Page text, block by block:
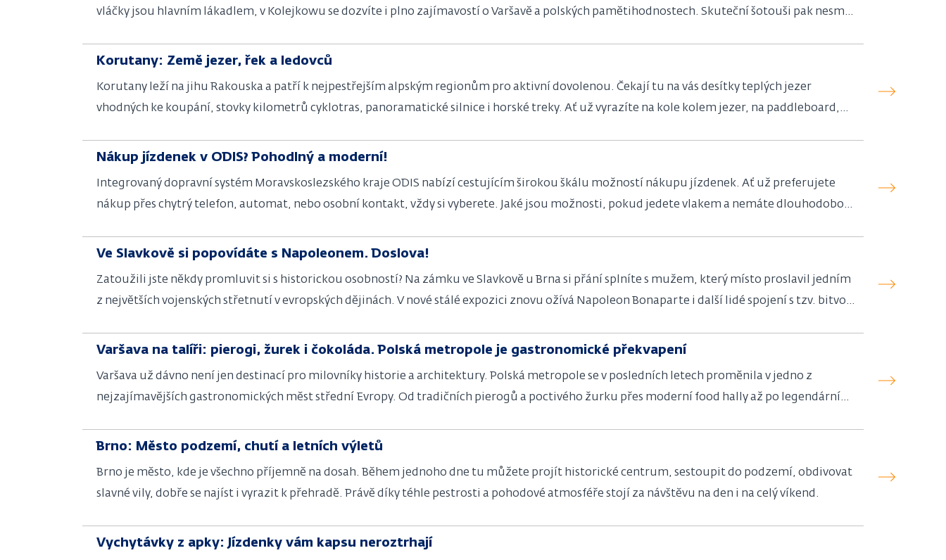
vláčky jsou hlavním lákadlem, v Kolejkowu se dozvíte i plno zajímavostí o Varšavě a polských pamětihodnostech. Skuteční šotouši pak nesmí
vlak?
Korutany: Země jezer, řek a ledovců
Korutany leží na jihu Rakouska a patří k nejpestřejším alpským regionům pro aktivní dovolenou. Čekají tu na vás desítky teplých jezer
vhodných ke koupání, stovky kilometrů cyklotras, panoramatické silnice i horské treky. Ať už vyrazíte na kole kolem jezer, na paddleboard,
Nákup jízdenek v ODIS? Pohodlný a moderní!
Integrovaný dopravní systém Moravskoslezského kraje ODIS nabízí cestujícím širokou škálu možností nákupu jízdenek. Ať už preferujete
nákup přes chytrý telefon, automat, nebo osobní kontakt, vždy si vyberete. Jaké jsou možnosti, pokud jedete vlakem a nemáte dlouhodobou
Ve Slavkově si popovídáte s Napoleonem. Doslova!
Zatoužili jste někdy promluvit si s historickou osobností? Na zámku ve Slavkově u Brna si přání splníte s mužem, který místo proslavil jedním
z největších vojenských střetnutí v evropských dějinách. V nové stálé expozici znovu ožívá Napoleon Bonaparte i další lidé spojení s tzv. bitvou
Varšava na talíři: pierogi, žurek i čokoláda. Polská metropole je gastronomické překvapení
Varšava už dávno není jen destinací pro milovníky historie a architektury. Polská metropole se v posledních letech proměnila v jedno z
nejzajímavějších gastronomických měst střední Evropy. Od tradičních pierogů a poctivého žurku přes moderní food hally až po legendární
Brno: Město podzemí, chutí a letních výletů
Brno je město, kde je všechno příjemně na dosah. Během jednoho dne tu můžete projít historické centrum, sestoupit do podzemí, obdivovat
slavné vily, dobře se najíst i vyrazit k přehradě. Právě díky téhle pestrosti a pohodové atmosféře stojí za návštěvu na den i na celý víkend.
Vychytávky z apky: Jízdenky vám kapsu neroztrhají